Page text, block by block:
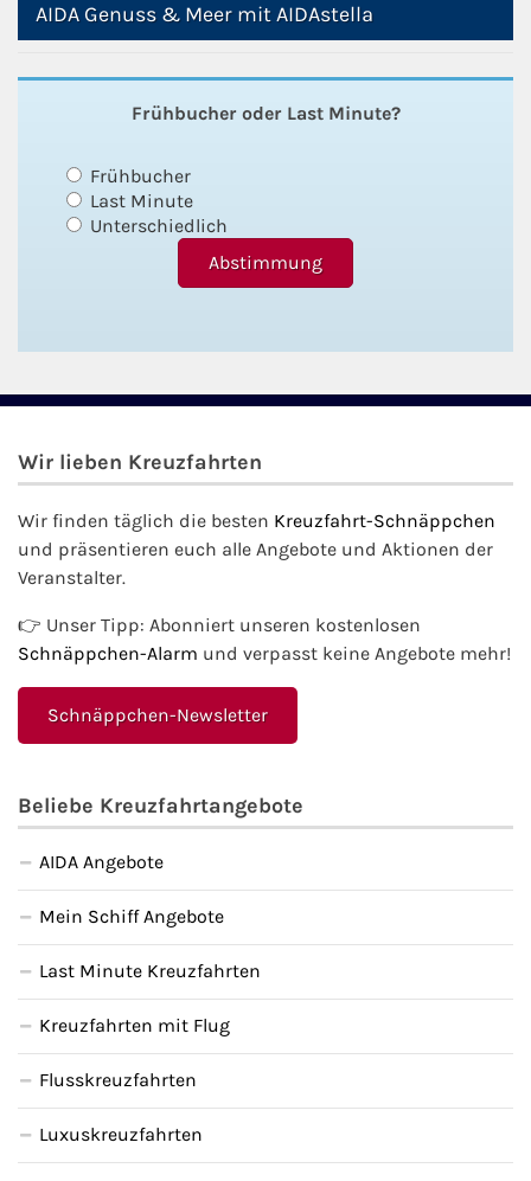
AIDA Genuss & Meer mit AIDAstella
Frühbucher oder Last Minute?
Frühbucher
Last Minute
Unterschiedlich
Wir lieben Kreuzfahrten
Wir finden täglich die besten Kreuzfahrt-Schnäppchen
und präsentieren euch alle Angebote und Aktionen der
Veranstalter.
👉 Unser Tipp: Abonniert unseren kostenlosen
Schnäppchen-Alarm und verpasst keine Angebote mehr!
Schnäppchen-Newsletter
Beliebe Kreuzfahrtangebote
AIDA Angebote
Mein Schiff Angebote
Last Minute Kreuzfahrten
Kreuzfahrten mit Flug
Flusskreuzfahrten
Luxuskreuzfahrten